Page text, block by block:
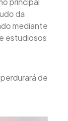
da
mediante
estudiosos
de